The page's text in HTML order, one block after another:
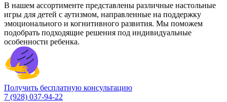
В нашем ассортименте представлены различные настольные
игры для детей с аутизмом, направленные на поддержку
эмоционального и когнитивного развития. Мы поможем
подобрать подходящие решения под индивидуальные
особенности ребенка.
Получить бесплатную консультацию
7 (928) 037-94-22